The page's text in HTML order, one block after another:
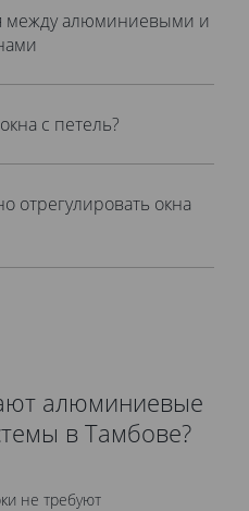
между алюминиевыми и
с петель?
отрегулировать окна
алюминиевые
в Тамбове?
не требуют